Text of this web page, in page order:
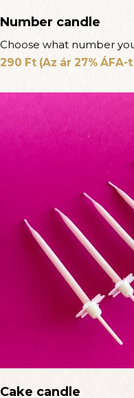
Number candle
Choose what number
290 Ft (Az ár 27%
Cake candle